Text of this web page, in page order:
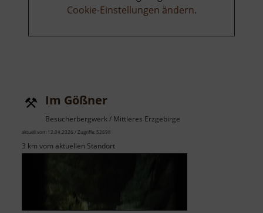
Cookie-Einstellungen ändern.
Im Gößner
Besucherbergwerk / Mittleres Erzgebirge
aktuell vom 12.04.2026 / Zugriffe: 52698
3 km vom aktuellen Standort